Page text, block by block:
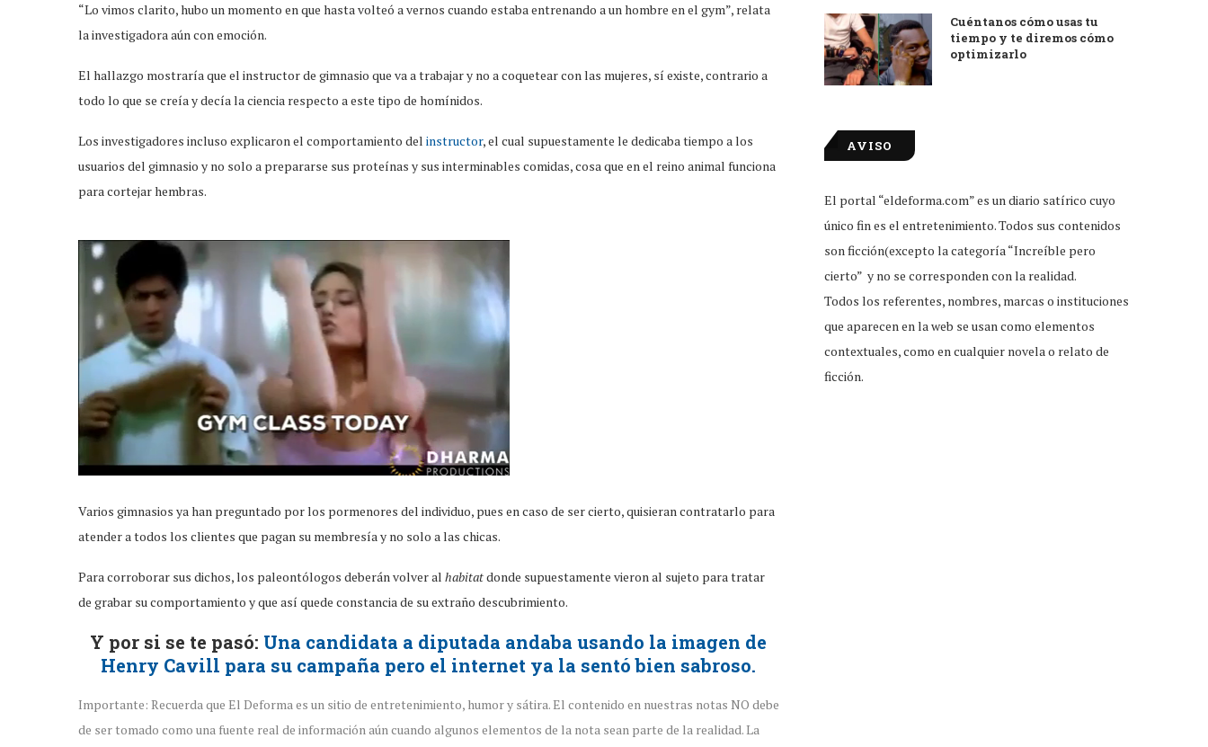
“Lo vimos clarito, hubo un momento en que hasta volteó a vernos cuando estaba entrenando a un hombre en el gym”, relata
la investigadora aún con emoción.
El hallazgo mostraría que el instructor de gimnasio que va a trabajar y no a coquetear con las mujeres, sí existe, contrario a
todo lo que se creía y decía la ciencia respecto a este tipo de homínidos.
Los investigadores incluso explicaron el comportamiento del instructor, el cual supuestamente le dedicaba tiempo a los
usuarios del gimnasio y no solo a prepararse sus proteínas y sus interminables comidas, cosa que en el reino animal funciona
para cortejar hembras.
Varios gimnasios ya han preguntado por los pormenores del individuo, pues en caso de ser cierto, quisieran contratarlo para
atender a todos los clientes que pagan su membresía y no solo a las chicas.
Para corroborar sus dichos, los paleontólogos deberán volver al habitatdonde supuestamente vieron al sujeto para tratar
de grabar su comportamiento y que así quede constancia de su extraño descubrimiento.
Y por si se te pasó: Una candidata a diputada andaba usando la imagen de
Henry Cavill para su campaña pero el internet ya la sentó bien sabroso.
Importante: Recuerda que El Deforma es un sitio de entretenimiento, humor y sátira. El contenido en nuestras notas NO debe
de ser tomado como una fuente real de información aún cuando algunos elementos de la nota sean parte de la realidad. La
Cuéntanos cómo usas tu
tiempo y te diremos cómo
optimizarlo
AVISO
El portal “eldeforma.com” es un diario satírico cuyo
único fin es el entretenimiento. Todos sus contenidos
son ficción(excepto la categoría “Increíble pero
cierto” y no se corresponden con la realidad.
Todos los referentes, nombres, marcas o instituciones
que aparecen en la web se usan como elementos
contextuales, como en cualquier novela o relato de
ficción.